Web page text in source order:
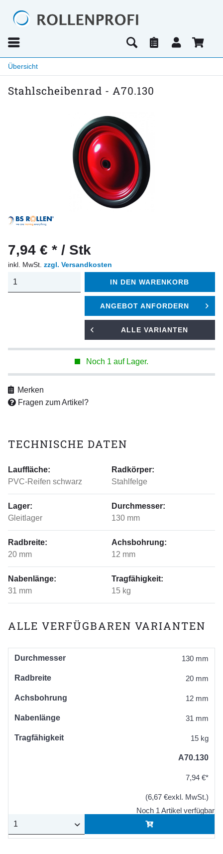
Übersicht
Stahlscheibenrad - A70.130
7,94 € * / Stk
inkl. MwSt. zzgl. Versandkosten
IN DEN WARENKORB
ANGEBOT ANFORDERN
ALLE VARIANTEN
Noch 1 auf Lager.
Merken
Fragen zum Artikel?
TECHNISCHE DATEN
Lauffläche:
PVC-Reifen schwarz
Radkörper:
Stahlfelge
Lager:
Gleitlager
Durchmesser:
130 mm
Radbreite:
20 mm
Achsbohrung:
12 mm
Nabenlänge:
31 mm
Tragfähigkeit:
15 kg
ALLE VERFÜGBAREN VARIANTEN
Durchmesser 130 mm
Radbreite 20 mm
Achsbohrung 12 mm
Nabenlänge 31 mm
Tragfähigkeit 15 kg
A70.130
7,94 €*
(6,67 €exkl. MwSt.)
Noch 1 Artikel verfügbar